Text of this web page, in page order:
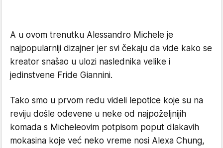
A u ovom trenutku Alessandro Michele je
najpopularniji dizajner jer svi čekaju da vide kako se
kreator snašao u ulozi naslednika velike i
jedinstvene Fride Giannini.
Tako smo u prvom redu videli lepotice koje su na
reviju došle odevene u neke od najpoželjnijih
komada s Micheleovim potpisom poput dlakavih
mokasina koje već neko vreme nosi Alexa Chung,